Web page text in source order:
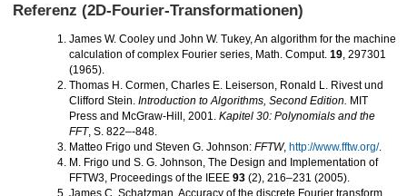
Referenz (2D-Fourier-Transformationen)
James W. Cooley und John W. Tukey, An algorithm for the machine
calculation of complex Fourier series, Math. Comput. 19, 297301
(1965).
Thomas H. Cormen, Charles E. Leiserson, Ronald L. Rivest und
Clifford Stein. Introduction to Algorithms, Second Edition. MIT
Press and McGraw-Hill, 2001. Kapitel 30: Polynomials and the
FFT, S. 822–-848.
Matteo Frigo und Steven G. Johnson: FFTW, http://www.fftw.org/.
M. Frigo und S. G. Johnson, The Design and Implementation of
FFTW3, Proceedings of the IEEE 93 (2), 216–231 (2005).